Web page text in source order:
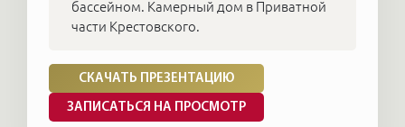
бассейном. Камерный дом в Приватной
части Крестовского.
СКАЧАТЬ ПРЕЗЕНТАЦИЮ
ЗАПИСАТЬСЯ НА ПРОСМОТР